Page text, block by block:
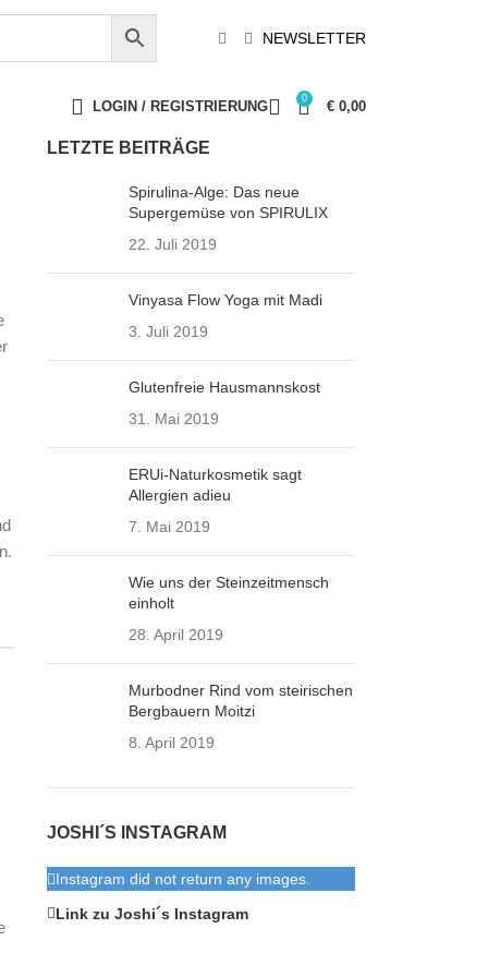
NEWSLETTER
LOGIN / REGISTRIERUNG
0
€ 0,00
LETZTE BEITRÄGE
Spirulina-Alge: Das neue
Supergemüse von SPIRULIX
22. Juli 2019
Vinyasa Flow Yoga mit Madi
3. Juli 2019
Glutenfreie Hausmannskost
31. Mai 2019
ERUi-Naturkosmetik sagt
Allergien adieu
7. Mai 2019
Wie uns der Steinzeitmensch
einholt
28. April 2019
Murbodner Rind vom steirischen
Bergbauern Moitzi
8. April 2019
JOSHI´S INSTAGRAM
Instagram did not return any images.
Link zu Joshi´s Instagram